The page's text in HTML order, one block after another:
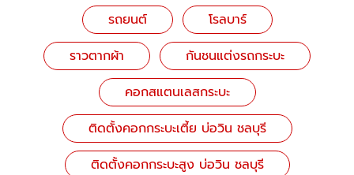
รถยนต์
โรลบาร์
ราวตากผ้า
กันชนแต่งรถกระบะ
คอกสแตนเลสกระบะ
ติดตั้งคอกกระบะเตี้ย บ่อวิน ชลบุรี
ติดตั้งคอกกระบะสูง บ่อวิน ชลบุรี